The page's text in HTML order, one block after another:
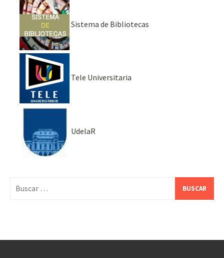
Sistema de Bibliotecas
Tele Universitaria
UdelaR